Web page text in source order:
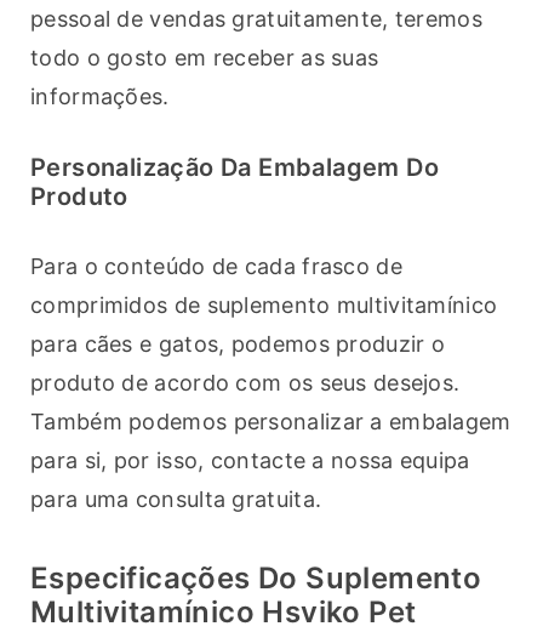
pessoal de vendas gratuitamente, teremos
todo o gosto em receber as suas
informações.
Personalização Da Embalagem Do
Produto
Para o conteúdo de cada frasco de
comprimidos de suplemento multivitamínico
para cães e gatos, podemos produzir o
produto de acordo com os seus desejos.
Também podemos personalizar a embalagem
para si, por isso, contacte a nossa equipa
para uma consulta gratuita.
Especificações Do Suplemento
Multivitamínico Hsviko Pet